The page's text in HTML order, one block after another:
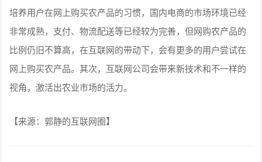
培养用户在网上购买农产品的习惯，国内电商的市场环境已经
非常成熟，支付、物流配送等已经较为完善，但网购农产品的
比例仍旧不算高，在互联网的带动下，会有更多的用户尝试在
网上购买农产品。其次，互联网公司会带来新技术和不一样的
视角，激活出农业市场的活力。
【来源：郭静的互联网圈】